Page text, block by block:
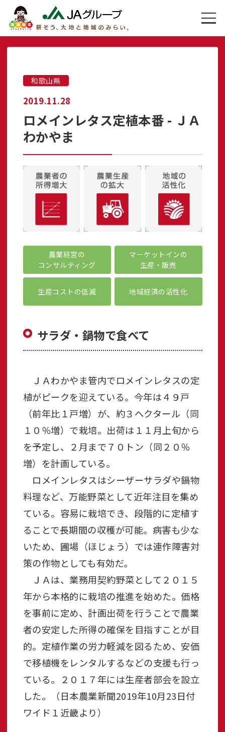
和歌山県
2019.11.28
ロメインレタス定植本番 - ＪＡ
わかやま
農業経営の
コンサルティング
マーケットインの
生産・販売
生産コストの低減 地域経済の活性化
サラダ・鍋物で食べて
ＪＡわかやま管内でロメインレタスの定
植がピークを迎えている。今年は４９戸
（前年比１戸増）が、約３ヘクタール（同
１０％増）で栽培。出荷は１１月上旬から
を予定し、２月まで７０トン（同２０％
増）を計画している。
ロメインレタスはシーザーサラダや鍋物
料理など、万能野菜として近年注目を集め
ている。容易に栽培でき、段階的に定植す
ることで長期間の収穫が可能。病害も少な
いため、圃場（ほじょう）では連作障害対
策の作物としても有効だ。
ＪＡは、業務用契約野菜として２０１５
年から本格的に栽培の推進を始めた。価格
を事前に定め、計画出荷を行うことで農業
者の安定した所得の確保を目指すことが目
的。定植作業の労力軽減を図るため、安価
で移植機をレンタルするなどの支援も行っ
ている。２０１７年には生産者部会を設立
した。（日本農業新聞2019年10月23日付
ワイド１近畿より）